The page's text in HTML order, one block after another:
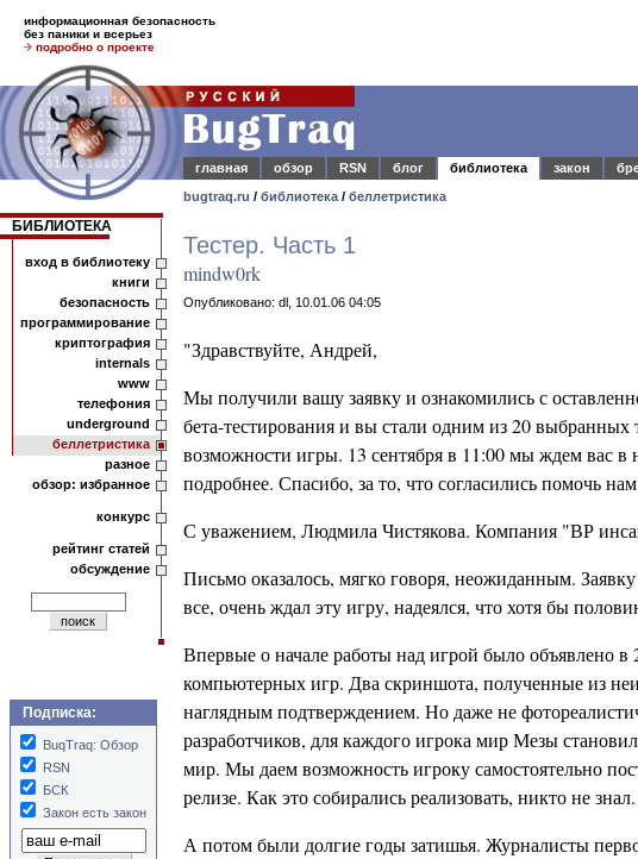
информационная безопасность
без паники и всерьез
подробно о проекте
главная
обзор RSN блог библиотека закон
bugtraq.ru / библиотека / беллетристика
БИБЛИОТЕКА
вход в библиотеку
книги
безопасность
программирование
криптография
internals
www
телефония
underground
беллетристика
разное
обзор: избранное
конкурс
рейтинг статей
обсуждение
Подписка:
BuqTraq: Обзор
RSN
БСК
Закон есть закон
Тестер. Часть 1
mindw0rk
Опубликовано: dl, 10.01.06 04:05
"Здравствуйте, Андрей,
Мы получили вашу заявку и ознакомились с
бета-тестирования и вы стали одним из 20
возможности игры. 13 сентября в 11:00 мы ждем вас
подробнее. Спасибо, за то, что согласились помочь
С уважением, Людмила Чистякова. Компания "ВР
Письмо оказалось, мягко говоря, неожиданным.
все, очень ждал эту игру, надеялся, что хотя бы
Впервые о начале работы над игрой было объявлено
компьютерных игр. Два скриншота, полученные из
наглядным подтверждением. Но даже не
разработчиков, для каждого игрока мир Мезы
мир. Мы даем возможность игроку самостоятельно
релизе. Как это собирались реализовать, никто не знал.
А потом были долгие годы затишья. Журналисты